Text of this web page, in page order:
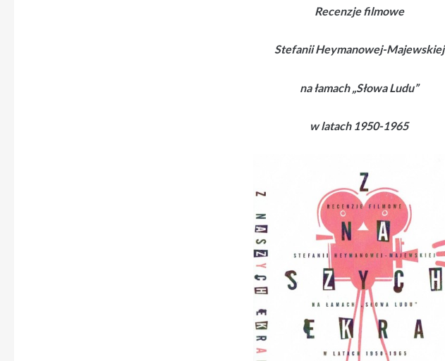
Recenzje filmowe
Stefanii Heymanowej-Majewskiej
na łamach „Słowa Ludu”
w latach 1950-1965